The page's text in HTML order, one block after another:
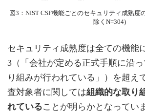
図3：NIST CSF機能ごとのセキュリティ成熟度
除くN=304)
セキュリティ成熟度は全ての機能
3（「会社が定める正式手順に沿
り組みが行われている」）を超え
査対象者に関しては組織的な取り
れていることが明らかとなってい